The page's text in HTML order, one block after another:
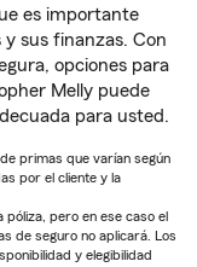
es importante
sus finanzas. Con
opciones para
Melly puede
para usted.
primas que varían según
por el cliente y la
pero en ese caso el
de seguro no aplicará. Los
y elegibilidad